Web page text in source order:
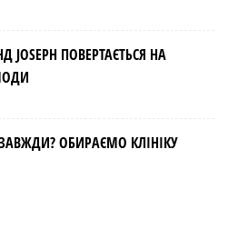
JOSEPH ПОВЕРТАЄТЬСЯ НА
ОБИРАЄМО КЛІНІКУ